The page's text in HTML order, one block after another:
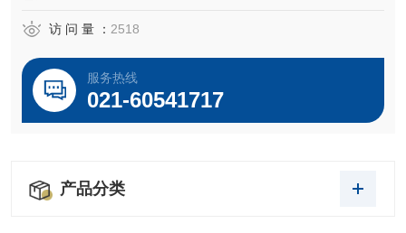
访 问 量 ： 2518
服务热线
021-60541717
产品分类